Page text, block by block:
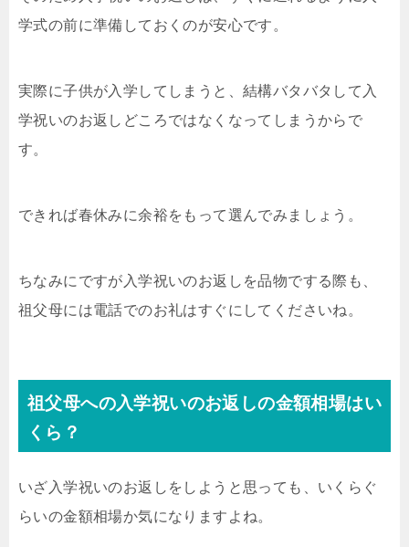
学式の前に準備しておくのが安心です。
実際に子供が入学してしまうと、結構バタバタして入
学祝いのお返しどころではなくなってしまうからで
す。
できれば春休みに余裕をもって選んでみましょう。
ちなみにですが入学祝いのお返しを品物でする際も、
祖父母には電話でのお礼はすぐにしてくださいね。
祖父母への入学祝いのお返しの金額相場はい
くら？
いざ入学祝いのお返しをしようと思っても、いくらぐ
らいの金額相場か気になりますよね。